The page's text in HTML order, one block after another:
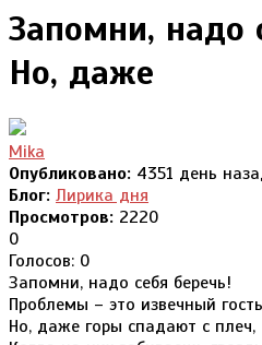
Запомни, надо
Но, даже
Mika
Опубликовано: 4351 день
Блог: Лирика дня
Просмотров: 2220
0
Голосов: 0
Запомни, надо себя беречь!
Проблемы – это извечный
Но, даже горы спадают с плеч,